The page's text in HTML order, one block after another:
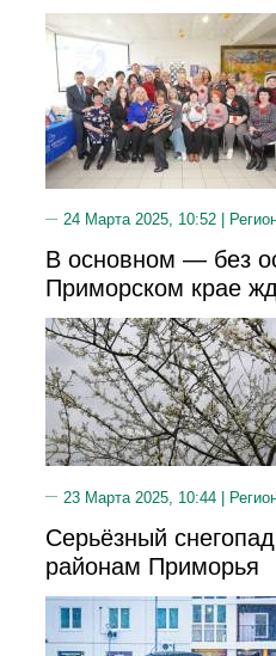
24 Марта 2025, 10:52 |
В основном — без
Приморском крае
23 Марта 2025, 10:44 |
Серьёзный
районам Приморья